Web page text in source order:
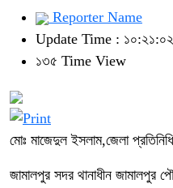
Reporter Name
Update Time : ১০:২১:০২
১৩৫ Time View
মোঃ মাজেদুল ইসলাম,জেলা
জামালপুর সদর থানাধীন জামালপুর